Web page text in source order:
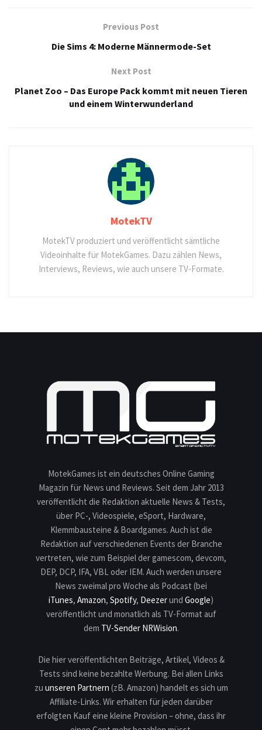
Previous Post
Die Sims 4: Moderne Männermode-Set
Next Post
Planet Zoo – Das Europe Pack kommt mit neuen Tieren
und einem Winterwunderland
MotekTV
MotekTV produziert und veröffentlicht sämtliche
Videoinhalte für MotekGames. Dazu zählen News,
Interviews, Reviews, wie auch unsere TV-Formate.
MotekGames ist ein deutsches Online Gaming
Magazin für News und Reviews. Seit dem Jahr 2013
veröffentlicht die Redaktion aktuelle News & Tests,
über PC-, Videospiele, eSport, Hardware,
Klemmbausteine & Boardgames. Auch ist die
Redaktion auf verschiedenen Events der Branche
vertreten, wie zum Beispiel der gamescom, devcom,
DEP, DCP, IFA, VBL oder IEM. Auch werden unsere
News zweimal pro Woche als Podcast (bei
iTunes, Amazon, Spotify, Deezerund Google)
veröffentlicht und monatlich als TV-Format auf
dem TV-Sender NRWision.
Die hier veröffentlichten Beiträge, Artikel, Videos &
Tests sind keine bezahlte Werbung. Bei allen Links
zu unseren Partnern (zB. Amazon) handelt es sich um
Affiliate-Links. Wir erhalten für jeden darüber
erfolgten Kauf eine kleine Provision – ohne, dass ihr